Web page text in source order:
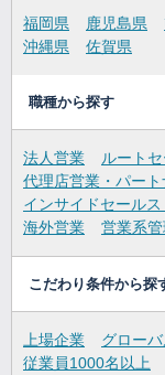
福岡県 鹿児島県
沖縄県
佐賀県
職種から探す
法人営業 ルート
代理店営業・パー
インサイドセール
海外営業
営業系
こだわり条件から探
上場企業 グロー
従業員1000名以上